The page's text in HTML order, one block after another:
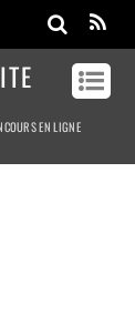
EN LIGNE